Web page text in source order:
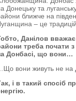
Донецьку та
ближче на
– це
Данілов
треба почати
Донбасі, що вони…
…Що вони живуть не на
і в такий спосіб